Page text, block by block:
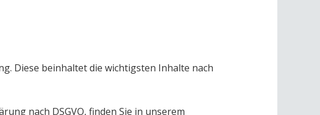
Diese beinhaltet die wichtigsten Inhalte nach
nach DSGVO, finden Sie in unserem